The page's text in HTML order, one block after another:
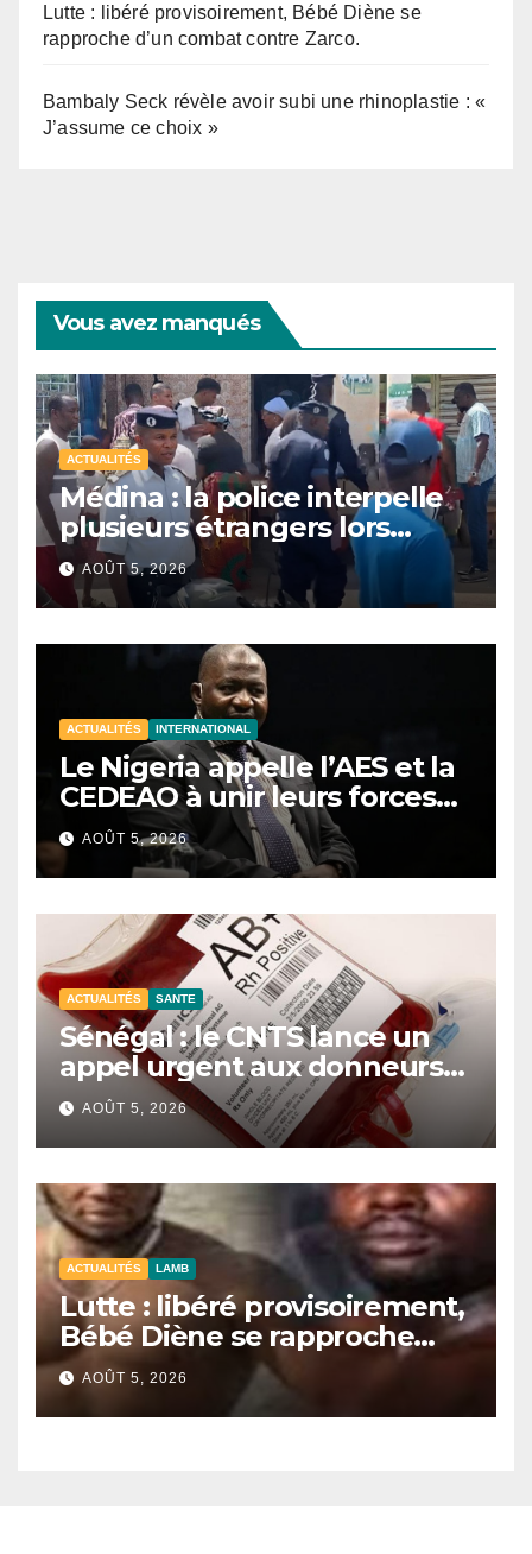
Lutte : libéré provisoirement, Bébé Diène se
rapproche d’un combat contre Zarco.
Bambaly Seck révèle avoir subi une rhinoplastie : «
J’assume ce choix »
Vous avez manqués
ACTUALITÉS
Médina : la police interpelle
plusieurs étrangers lors
d’une opération de
sécurisation
AOÛT 5, 2026
ACTUALITÉS INTERNATIONAL
Le Nigeria appelle l’AES et la
CEDEAO à unir leurs forces
contre le terrorisme
AOÛT 5, 2026
ACTUALITÉS SANTE
Sénégal : le CNTS lance un
appel urgent aux donneurs
face à une pénurie de sang.
AOÛT 5, 2026
ACTUALITÉS LAMB
Lutte : libéré provisoirement,
Bébé Diène se rapproche
d’un combat contre Zarco.
AOÛT 5, 2026